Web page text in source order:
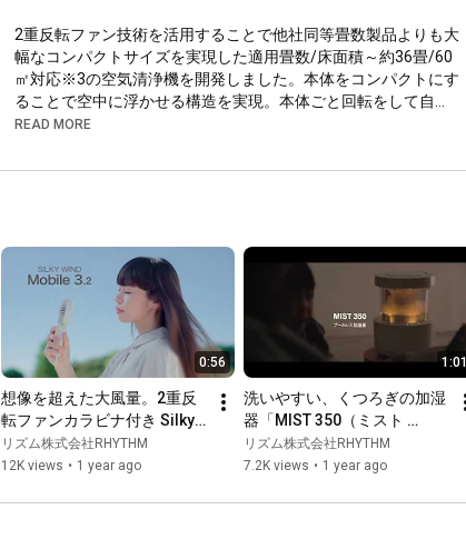
2重反転ファン技術を活用することで他社同等畳数製品よりも大
幅なコンパクトサイズを実現した適用畳数/床面積～約36畳/60
㎡対応※3の空気清浄機を開発しました。本体をコンパクトにす
ることで空中に浮かせる構造を実現。本体ごと回転をして自由
に風向きを調節することができるため、理想の気流でお部屋の
#丁寧な暮らし #丁寧なくらし
#ていねいなくらし
#丁寧な暮らしに憧れる
#丁寧なくらしに憧れる#ていねいな暮らしに憧れる
READ MORE
0:56
想像を超えた大風量。2重反
転ファンカラビナ付き Silky
Wind Mobile 3.2
リズム株式会社RHYTHM
12K views • 1 year ago
1:01
洗いやすい、くつろぎの加湿
器「MIST 350（ミスト
350）」9YYA29RH　リズ
ム　RHYTHM
リズム株式会社RHYTHM
7.2K views • 1 year ago